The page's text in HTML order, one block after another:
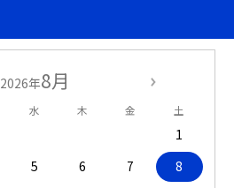
2026年8月
水 木 金 土
1
5 6 7
8